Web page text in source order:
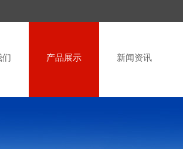
们 产品展示 新闻资讯